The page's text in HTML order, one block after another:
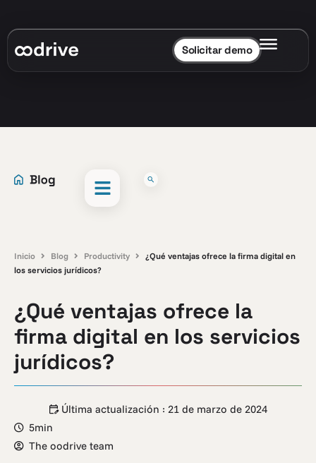
Solicitar demo
Inicio Blog Productivity
¿Qué ventajas ofrece la firma digital en
los servicios jurídicos?
¿Qué ventajas ofrece la
firma digital en los servicios
jurídicos?
Última actualización : 21 de marzo de 2024
5min
The oodrive team